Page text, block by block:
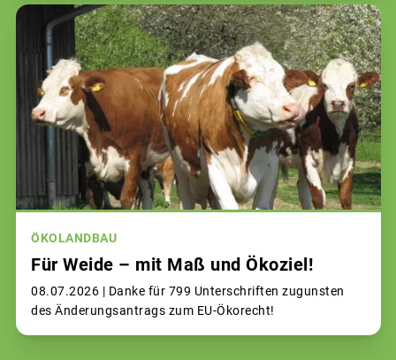
ÖKOLANDBAU
Für Weide – mit Maß und Ökoziel!
08.07.2026 | Danke für 799 Unterschriften zugunsten
des Änderungsantrags zum EU-Ökorecht!